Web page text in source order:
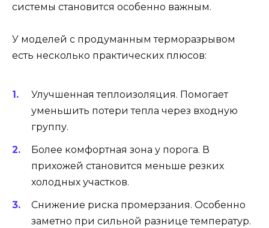
системы становится особенно важным.
У моделей с продуманным терморазрывом
есть несколько практических плюсов:
Улучшенная теплоизоляция. Помогает
уменьшить потери тепла через входную
группу.
Более комфортная зона у порога. В
прихожей становится меньше резких
холодных участков.
Снижение риска промерзания. Особенно
заметно при сильной разнице температур.